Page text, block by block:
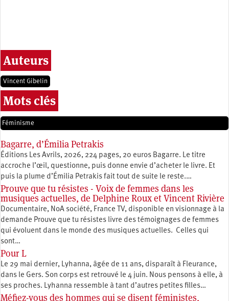
Auteurs
Vincent Gibelin
Mots clés
Féminisme
Bagarre, d’Émilia Petrakis
Éditions Les Avrils, 2026, 224 pages, 20 euros Bagarre. Le titre
accroche l’œil, questionne, puis donne envie d’acheter le livre. Et
puis la plume d’Émilia Petrakis fait tout de suite le reste.…
Prouve que tu résistes - Voix de femmes dans les
musiques actuelles, de Delphine Roux et Vincent Rivière
Documentaire, NoA société, France TV, disponible en visionnage à la
demande Prouve que tu résistes livre des témoignages de femmes
qui évoluent dans le monde des musiques actuelles. Celles qui
sont…
Pour L
Le 29 mai dernier, Lyhanna, âgée de 11 ans, disparaît à Fleurance,
dans le Gers. Son corps est retrouvé le 4 juin. Nous pensons à elle, à
ses proches. Lyhanna ressemble à tant d’autres petites filles…
Méfiez-vous des hommes qui se disent féministes,